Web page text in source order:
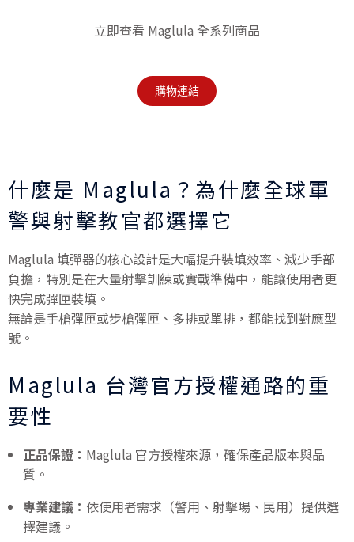
立即查看 Maglula 全系列商品
購物連結
什麼是 Maglula？為什麼全球軍
警與射擊教官都選擇它
Maglula 填彈器的核心設計是大幅提升裝填效率、減少手部
負擔，特別是在大量射擊訓練或實戰準備中，能讓使用者更
快完成彈匣裝填。
無論是手槍彈匣或步槍彈匣、多排或單排，都能找到對應型
號。
Maglula 台灣官方授權通路的重
要性
正品保證： Maglula 官方授權來源，確保產品版本與品
質。
專業建議： 依使用者需求（警用、射擊場、民用）提供選
擇建議。